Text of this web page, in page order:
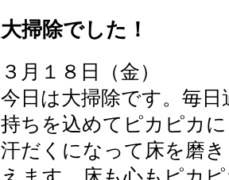
大掃除でした！
３月１８日（金）
今日は大掃除です。毎
持ちを込めてピカピカ
汗だくになって床を磨